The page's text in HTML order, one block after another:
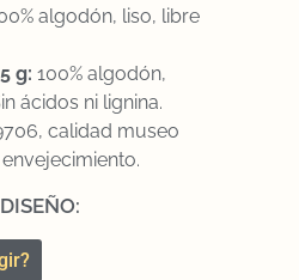
algodón, liso, libre
g: 100% algodón,
ácidos ni lignina.
calidad museo